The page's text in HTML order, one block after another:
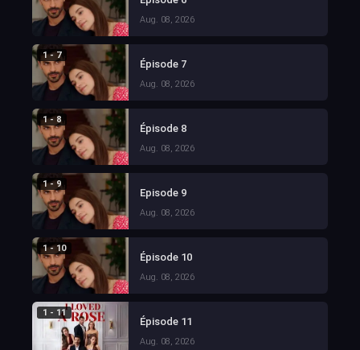
Aug. 08, 2026
1 - 7
Épisode 7
Aug. 08, 2026
1 - 8
Épisode 8
Aug. 08, 2026
1 - 9
Episode 9
Aug. 08, 2026
1 - 10
Épisode 10
Aug. 08, 2026
1 - 11
Épisode 11
Aug. 08, 2026